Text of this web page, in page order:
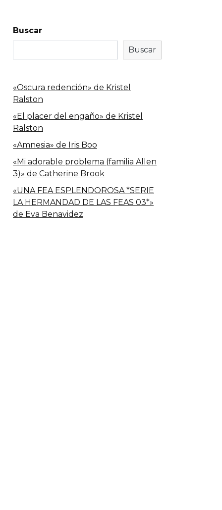
Buscar
Buscar
«Oscura redención» de Kristel
Ralston
«El placer del engaño» de Kristel
Ralston
«Amnesia» de Iris Boo
«Mi adorable problema (familia Allen
3)» de Catherine Brook
«UNA FEA ESPLENDOROSA *SERIE
LA HERMANDAD DE LAS FEAS 03*»
de Eva Benavidez